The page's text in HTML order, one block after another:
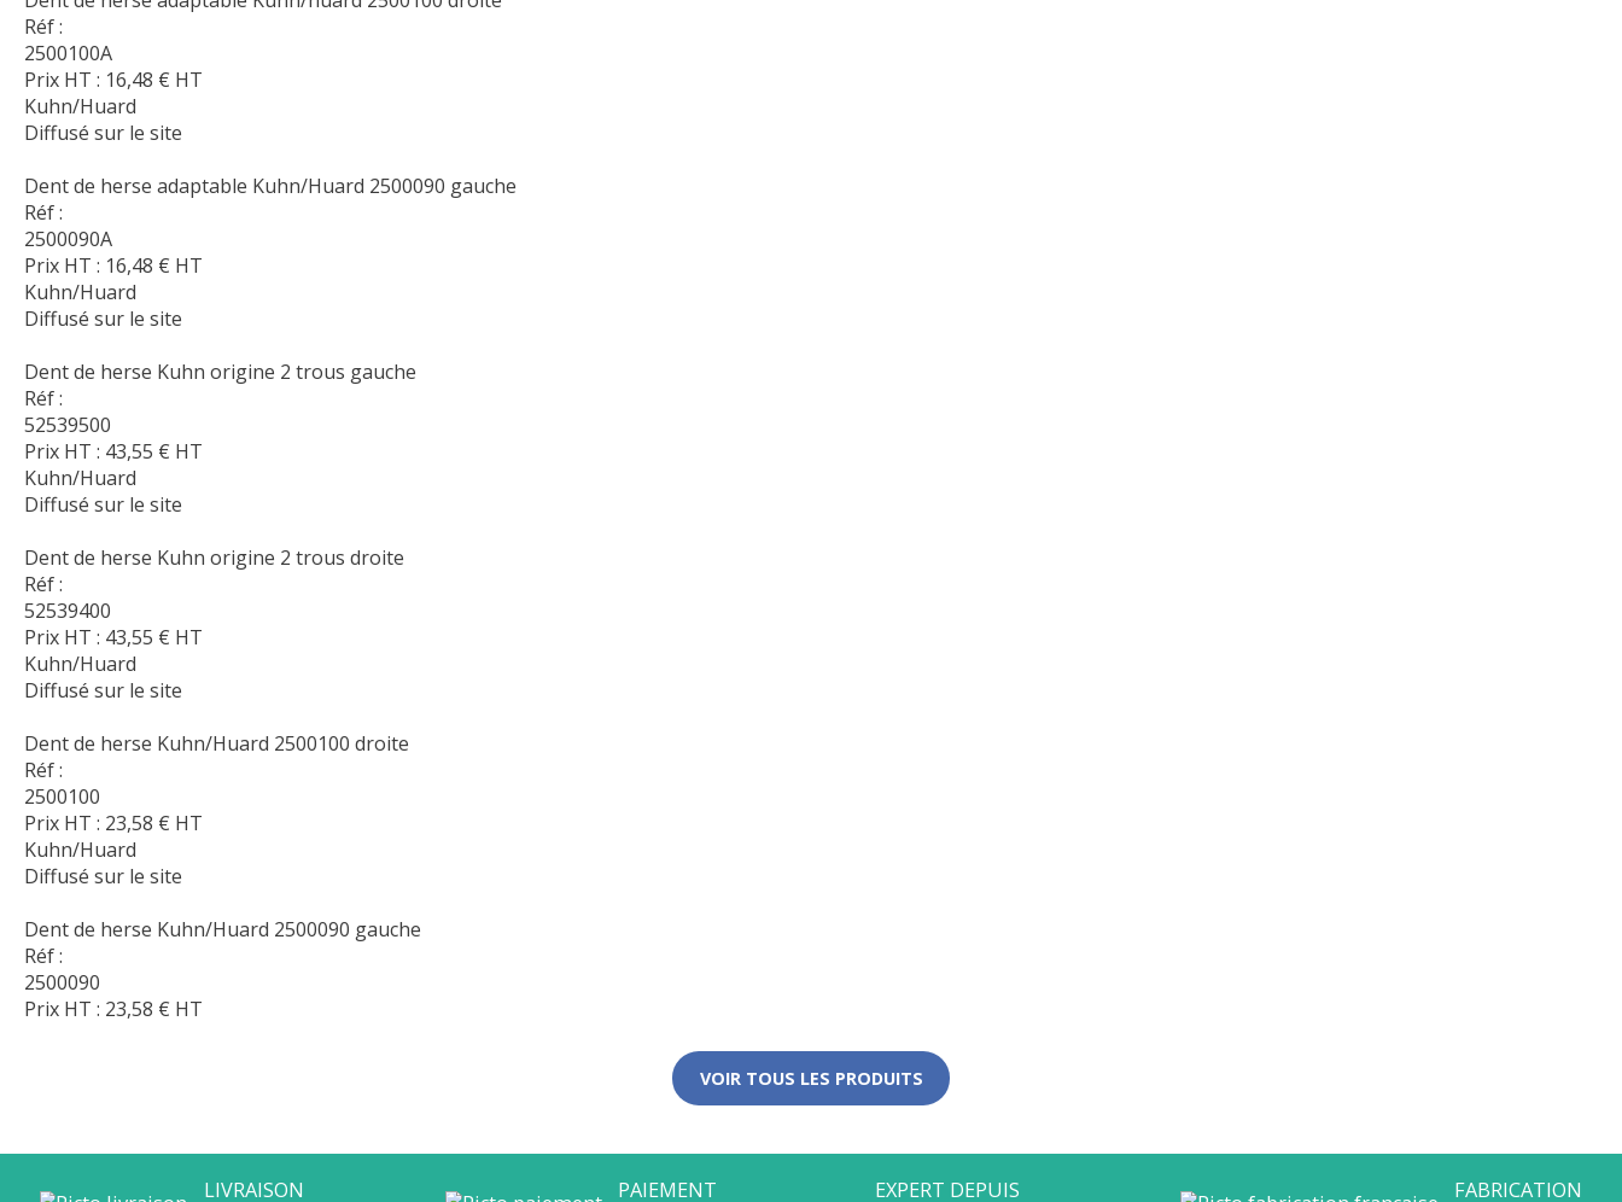
Réf :
2500100A
Prix HT : 16,48 € HT
Kuhn/Huard
Diffusé sur le site
Dent de herse adaptable Kuhn/Huard 2500090 gauche
Réf :
2500090A
Prix HT : 16,48 € HT
Kuhn/Huard
Diffusé sur le site
Dent de herse Kuhn origine 2 trous gauche
Réf :
52539500
Prix HT : 43,55 € HT
Kuhn/Huard
Diffusé sur le site
Dent de herse Kuhn origine 2 trous droite
Réf :
52539400
Prix HT : 43,55 € HT
Kuhn/Huard
Diffusé sur le site
Dent de herse Kuhn/Huard 2500100 droite
Réf :
2500100
Prix HT : 23,58 € HT
Kuhn/Huard
Diffusé sur le site
Dent de herse Kuhn/Huard 2500090 gauche
Réf :
2500090
Prix HT : 23,58 € HT
VOIR TOUS LES PRODUITS